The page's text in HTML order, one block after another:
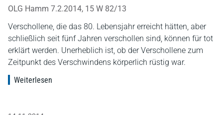
OLG Hamm 7.2.2014, 15 W 82/13
Verschollene, die das 80. Lebensjahr erreicht hätten, aber
schließlich seit fünf Jahren verschollen sind, können für tot
erklärt werden. Unerheblich ist, ob der Verschollene zum
Zeitpunkt des Verschwindens körperlich rüstig war.
Weiterlesen